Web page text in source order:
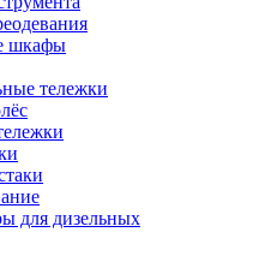
шкафы
тележки
для дизельных